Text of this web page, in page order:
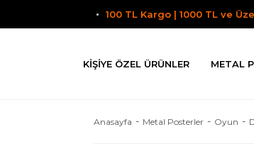
100 TL Kargo | 1000 TL ve
KIŞIYE ÖZEL ÜRÜNLER METAL
Anasayfa Metal Posterler Oyun